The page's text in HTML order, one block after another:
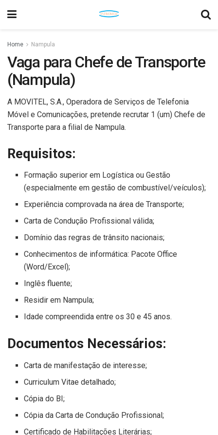
Home Nampula
Vaga para Chefe de Transporte
(Nampula)
A MOVITEL, S.A., Operadora de Serviços de Telefonia
Móvel e Comunicações, pretende recrutar 1 (um) Chefe de
Transporte para a filial de Nampula.
Requisitos:
Formação superior em Logística ou Gestão
(especialmente em gestão de combustível/veículos);
Experiência comprovada na área de Transporte;
Carta de Condução Profissional válida;
Domínio das regras de trânsito nacionais;
Conhecimentos de informática: Pacote Office
(Word/Excel);
Inglês fluente;
Residir em Nampula;
Idade compreendida entre os 30 e 45 anos.
Documentos Necessários:
Carta de manifestação de interesse;
Curriculum Vitae detalhado;
Cópia do BI;
Cópia da Carta de Condução Profissional;
Certificado de Habilitações Literárias;